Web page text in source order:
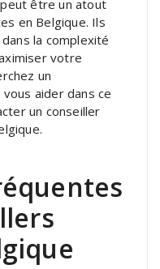
peut être un atout
en Belgique. Ils
la complexité
votre
un
aider dans ce
un conseiller